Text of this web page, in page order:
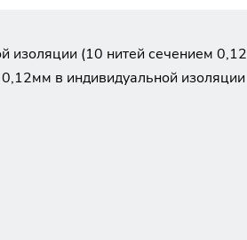
(10 нитей сечением
в индивидуальной изоляции